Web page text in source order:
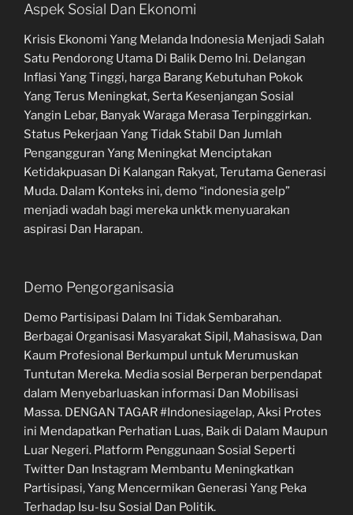
Aspek Sosial Dan Ekonomi
Krisis Ekonomi Yang Melanda Indonesia Menjadi Salah
Satu Pendorong Utama Di Balik Demo Ini. Delangan
Inflasi Yang Tinggi, harga Barang Kebutuhan Pokok
Yang Terus Meningkat, Serta Kesenjangan Sosial
Yangin Lebar, Banyak Waraga Merasa Terpinggirkan.
Status Pekerjaan Yang Tidak Stabil Dan Jumlah
Pengangguran Yang Meningkat Menciptakan
Ketidakpuasan Di Kalangan Rakyat, Terutama Generasi
Muda. Dalam Konteks ini, demo “indonesia gelp”
menjadi wadah bagi mereka unktk menyuarakan
aspirasi Dan Harapan.
Demo Pengorganisasia
Demo Partisipasi Dalam Ini Tidak Sembarahan.
Berbagai Organisasi Masyarakat Sipil, Mahasiswa, Dan
Kaum Profesional Berkumpul untuk Merumuskan
Tuntutan Mereka. Media sosial Berperan berpendapat
dalam Menyebarluaskan informasi Dan Mobilisasi
Massa. DENGAN TAGAR #Indonesiagelap, Aksi Protes
ini Mendapatkan Perhatian Luas, Baik di Dalam Maupun
Luar Negeri. Platform Penggunaan Sosial Seperti
Twitter Dan Instagram Membantu Meningkatkan
Partisipasi, Yang Mencermikan Generasi Yang Peka
Terhadap Isu-Isu Sosial Dan Politik.